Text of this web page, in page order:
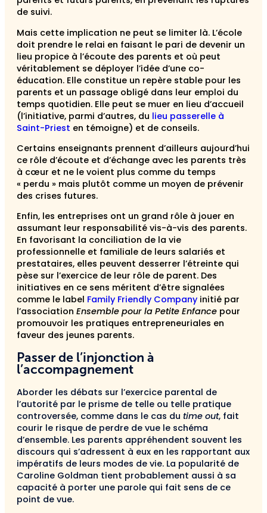
de suivi.
Mais cette implication ne peut se limiter là. L’école
doit prendre le relai en faisant le pari de devenir un
lieu propice à l’écoute des parents et où peut
véritablement se déployer l’idée d’une co-
éducation. Elle constitue un repère stable pour les
parents et un passage obligé dans leur emploi du
temps quotidien. Elle peut se muer en lieu d’accueil
(l’initiative, parmi d’autres, du lieu passerelle à
Saint-Priest en témoigne) et de conseils.
Certains enseignants prennent d’ailleurs aujourd’hui
ce rôle d’écoute et d’échange avec les parents très
à cœur et ne le voient plus comme du temps
« perdu » mais plutôt comme un moyen de prévenir
des crises futures.
Enfin, les entreprises ont un grand rôle à jouer en
assumant leur responsabilité vis-à-vis des parents.
En favorisant la conciliation de la vie
professionnelle et familiale de leurs salariés et
prestataires, elles peuvent desserrer l’étreinte qui
pèse sur l’exercice de leur rôle de parent. Des
initiatives en ce sens méritent d’être signalées
comme le label Family Friendly Company initié par
l’association Ensemble pour la Petite Enfance pour
promouvoir les pratiques entrepreneuriales en
faveur des jeunes parents.
Passer de l’injonction à
l’accompagnement
Aborder les débats sur l’exercice parental de
l’autorité par le prisme de telle ou telle pratique
controversée, comme dans le cas du time out, fait
courir le risque de perdre de vue le schéma
d’ensemble. Les parents appréhendent souvent les
discours qui s’adressent à eux en les rapportant aux
impératifs de leurs modes de vie. La popularité de
Caroline Goldman tient probablement aussi à sa
capacité à porter une parole qui fait sens de ce
point de vue.